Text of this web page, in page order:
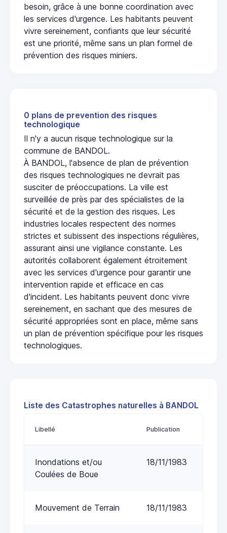
besoin, grâce à une bonne coordination avec
les services d'urgence. Les habitants peuvent
vivre sereinement, confiants que leur sécurité
est une priorité, même sans un plan formel de
prévention des risques miniers.
0 plans de prevention des risques
technologique
Il n'y a aucun risque technologique sur la
commune de BANDOL.
À BANDOL, l'absence de plan de prévention
des risques technologiques ne devrait pas
susciter de préoccupations. La ville est
surveillée de près par des spécialistes de la
sécurité et de la gestion des risques. Les
industries locales respectent des normes
strictes et subissent des inspections régulières,
assurant ainsi une vigilance constante. Les
autorités collaborent également étroitement
avec les services d'urgence pour garantir une
intervention rapide et efficace en cas
d'incident. Les habitants peuvent donc vivre
sereinement, en sachant que des mesures de
sécurité appropriées sont en place, même sans
un plan de prévention spécifique pour les risques
technologiques.
Liste des Catastrophes naturelles à BANDOL
Libellé Publication
Inondations et/ou
Coulées de Boue
18/11/1983
Mouvement de Terrain 18/11/1983